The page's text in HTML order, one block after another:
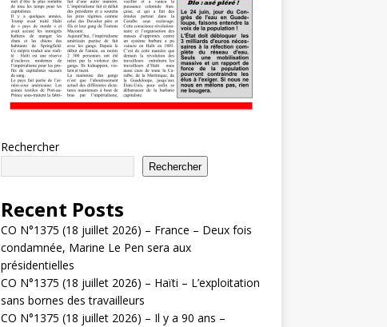
Rechercher
Rechercher
Recent Posts
CO N°1375 (18 juillet 2026) – France – Deux fois
condamnée, Marine Le Pen sera aux
présidentielles
CO N°1375 (18 juillet 2026) – Haïti – L’exploitation
sans bornes des travailleurs
CO N°1375 (18 juillet 2026) – Il y a 90 ans –